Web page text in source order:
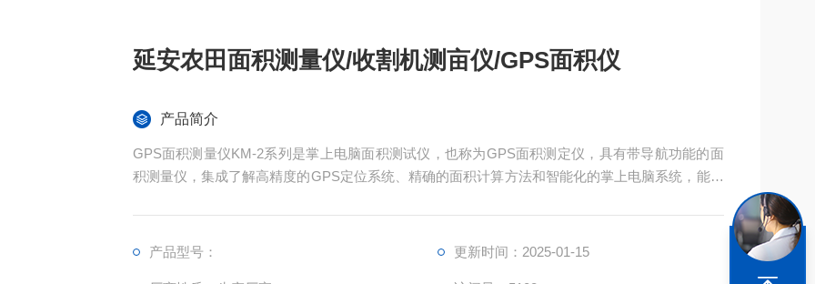
延安农田面积测量仪/收割机测亩仪/GPS面积仪
产品简介
GPS面积测量仪KM-2系列是掌上电脑面积测试仪，也称为GPS面积测定仪，具有带导航功能的面
积测量仪，集成了解高精度的GPS定位系统、精确的面积计算方法和智能化的掌上电脑系统，能实
产品型号： 更新时间：2025-01-15